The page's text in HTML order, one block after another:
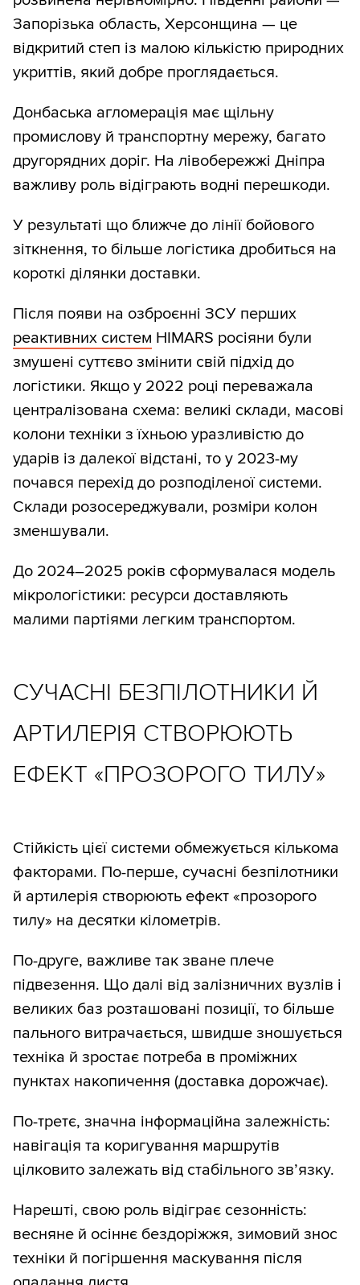
Запорізька область, Херсонщина — це
відкритий степ із малою кількістю природних
укриттів, який добре проглядається.
Донбаська агломерація має щільну
промислову й транспортну мережу, багато
другорядних доріг. На лівобережжі Дніпра
важливу роль відіграють водні перешкоди.
У результаті що ближче до лінії бойового
зіткнення, то більше логістика дробиться на
короткі ділянки доставки.
Після появи на озброєнні ЗСУ перших
реактивних систем HIMARS росіяни були
змушені суттєво змінити свій підхід до
логістики. Якщо у 2022 році переважала
централізована схема: великі склади, масові
колони техніки з їхньою уразливістю до
ударів із далекої відстані, то у 2023-му
почався перехід до розподіленої системи.
Склади розосереджували, розміри колон
зменшували.
До 2024–2025 років сформувалася модель
мікрологістики: ресурси доставляють
малими партіями легким транспортом.
СУЧАСНІ БЕЗПІЛОТНИКИ Й
АРТИЛЕРІЯ СТВОРЮЮТЬ
ЕФЕКТ «ПРОЗОРОГО ТИЛУ»
Стійкість цієї системи обмежується кількома
факторами. По-перше, сучасні безпілотники
й артилерія створюють ефект «прозорого
тилу» на десятки кілометрів.
По-друге, важливе так зване плече
підвезення. Що далі від залізничних вузлів і
великих баз розташовані позиції, то більше
пального витрачається, швидше зношується
техніка й зростає потреба в проміжних
пунктах накопичення (доставка дорожчає).
По-третє, значна інформаційна залежність:
навігація та коригування маршрутів
цілковито залежать від стабільного зв’язку.
Нарешті, свою роль відіграє сезонність:
весняне й осіннє бездоріжжя, зимовий знос
техніки й погіршення маскування після